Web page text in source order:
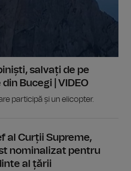
salvați de pe
Bucegi | VIDEO
participă și un elicopter.
al Curții Supreme,
nominalizat pentru
al țării